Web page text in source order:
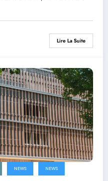
Lire La Suite
NEWS NEWS